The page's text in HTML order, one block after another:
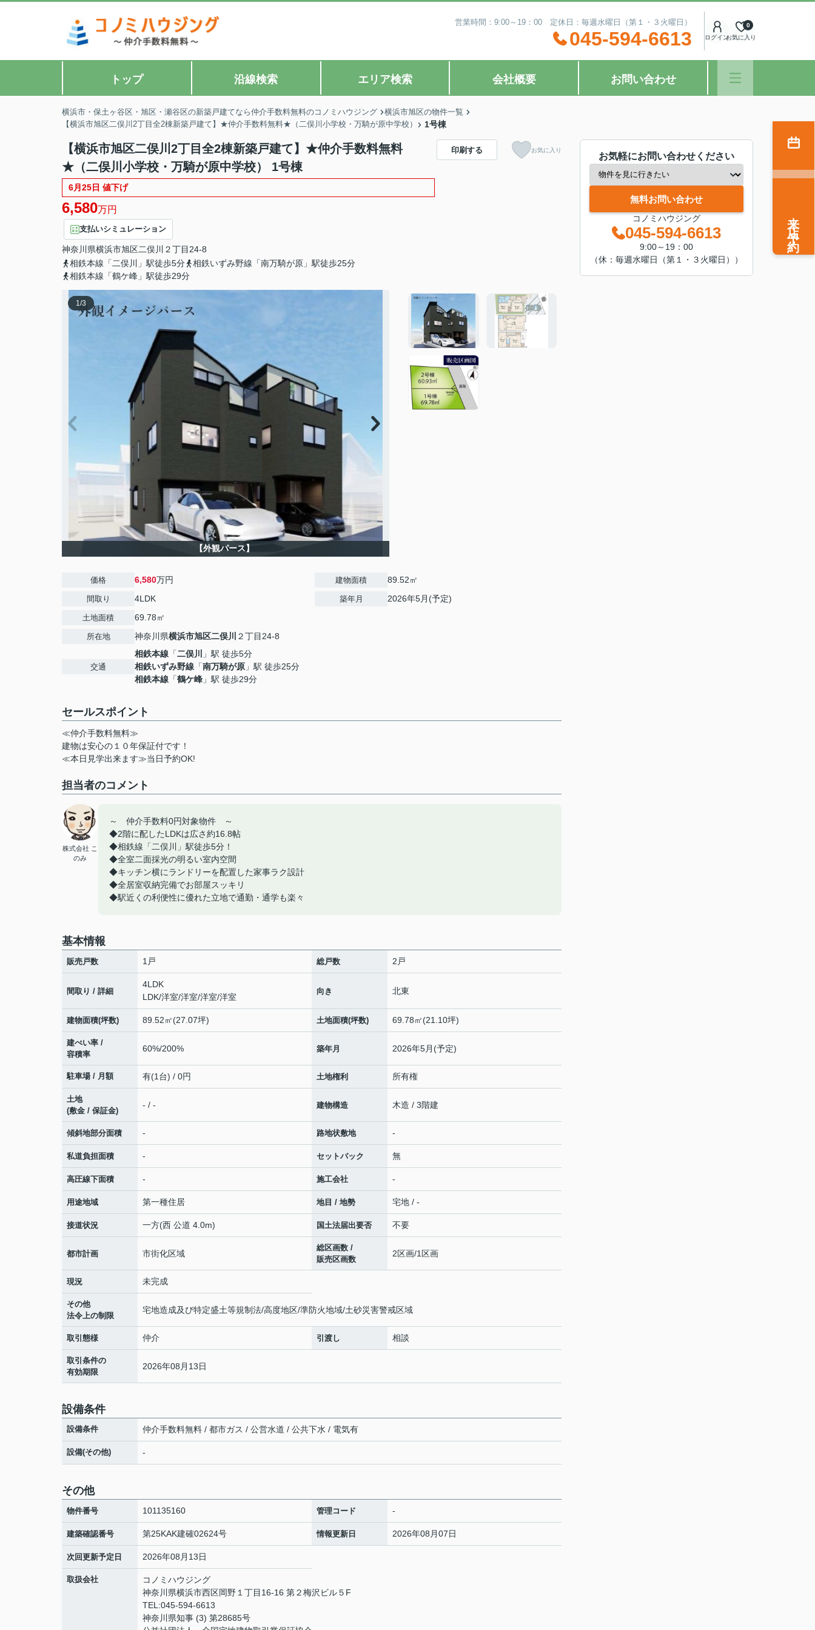
営業時間：9:00～19：00 定休日：毎週水曜日（第１・３火曜日）
045-594-6613 ログインお気に入り
0
トップ 沿線検索 エリア検索 会社概要 お問い合わせ
横浜市・保土ヶ谷区・旭区・瀬谷区の新築戸建てなら仲介手数料無料のコノミハウジング
横浜市旭区の物件一覧
【横浜市旭区二俣川2丁目全2棟新築戸建て】★仲介手数料無料★（二俣川小学校・万騎が原中学校）
1号棟
【横浜市旭区二俣川2丁目全2棟新築戸建て】★仲介手数料無料
★（二俣川小学校・万騎が原中学校） 1号棟
6月25日 値下げ
6,580万円
支払いシミュレーション
神奈川県横浜市旭区二俣川 ２丁目24-8
相鉄本線「二俣川」駅徒歩5分
相鉄いずみ野線「南万騎が原」駅徒歩25分
相鉄本線「鶴ケ峰」駅徒歩29分
印刷する お気に入り
1/3
【外観パース】
価格 6,580万円
間取り 4LDK
土地面積 69.78㎡
所在地 神奈川県横浜市旭区二俣川 ２丁目24-8
交通
相鉄本線 「二俣川
」駅 徒歩5分
相鉄いずみ野線 「南万騎が原 」駅 徒歩25分
相鉄本線 「鶴ケ峰 」駅 徒歩29分
建物面積 89.52㎡
築年月 2026年5月(予定)
セールスポイント
≪仲介手数料無料≫
建物は安心の１０年保証付です！
≪本日見学出来ます≫当日予約OK!
担当者のコメント
株式会社 こ
のみ
～ 仲介手数料0円対象物件 ～
◆2階に配したLDKは広さ約16.8帖
◆相鉄線「二俣川」駅徒歩5分！
◆全室二面採光の明るい室内空間
◆キッチン横にランドリーを配置した家事ラク設計
◆全居室収納完備でお部屋スッキリ
◆駅近くの利便性に優れた立地で通勤・通学も楽々
基本情報
販売戸数 1戸 総戸数 2戸
間取り / 詳細
4LDK
LDK/洋室/洋室/洋室/洋室
向き 北東
建物面積(坪数) 89.52㎡(27.07坪) 土地面積(坪数) 69.78㎡(21.10坪)
建ぺい率 /
容積率
60%/200% 築年月 2026年5月(予定)
駐車場 / 月額 有(1台) / 0円 土地権利 所有権
土地
(敷金 / 保証金)
- / - 建物構造 木造 / 3階建
傾斜地部分面積 - 路地状敷地 -
私道負担面積 - セットバック 無
高圧線下面積 - 施工会社 -
用途地域 第一種住居 地目 / 地勢 宅地 / -
接道状況 一方(西 公道 4.0m) 国土法届出要否 不要
都市計画 市街化区域
総区画数 /
販売区画数
2区画/1区画
現況 未完成
その他
法令上の制限
宅地造成及び特定盛土等規制法/高度地区/準防火地域/土砂災害警戒区域
取引態様 仲介 引渡し 相談
取引条件の
有効期限
2026年08月13日
設備条件
設備条件 仲介手数料無料 / 都市ガス / 公営水道 / 公共下水 / 電気有
設備(その他) -
その他
物件番号 101135160 管理コード -
建築確認番号 第25KAK建確02624号 情報更新日 2026年08月07日
次回更新予定日 2026年08月13日
取扱会社
コノミハウジング
神奈川県横浜市西区岡野１丁目16-16 第２梅沢ビル５F
TEL:045-594-6613
神奈川県知事 (3) 第28685号
お気軽にお問い合わせください
無料お問い合わせ
コノミハウジング
045-594-6613
9:00～19：00
（休：毎週水曜日（第１・３火曜日））
来店予約